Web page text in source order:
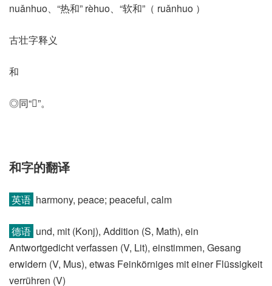
nuǎnhuo、“热和” rèhuo、“软和”（ ruǎnhuo ）
古壮字释义
和
◎同“𰨣”。
和字的翻译
英语 harmony, peace; peaceful, calm
德语 und, mit (Konj)​, Addition (S, Math)​, ein
Antwortgedicht verfassen (V, Lit)​, einstimmen, Gesang
erwidern (V, Mus)​, etwas Feinkörniges mit einer Flüssigkeit
verrühren (V)